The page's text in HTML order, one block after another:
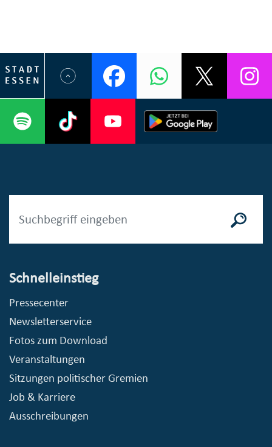
Schnelleinstieg
Pressecenter
Newsletterservice
Fotos zum Download
Veranstaltungen
Sitzungen politischer Gremien
Job & Karriere
Ausschreibungen